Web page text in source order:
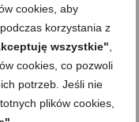
cookies, aby
korzystania z
wszystkie"
cookies, co pozwoli
potrzeb. Jeśli nie
plików cookies,